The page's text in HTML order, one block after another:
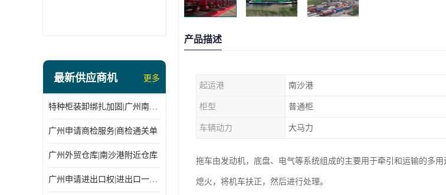
最新供应商机 更多
特种柜装卸绑扎加固|广州南沙仓库装卸
广州申请商检服务|商检通关单
广州外贸仓库|南沙港附近仓库
广州申请进出口权|进出口一站式
产品描述
起运港 南沙港
柜型 普通柜
车辆动力 大马力
拖车由发动机，底盘、电气等系统组成的主要用于牵引和运输的多
熄火，将机车扶正，然后进行处理。